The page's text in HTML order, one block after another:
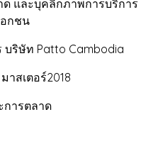
และบุคลิกภาพการบริการ
กชน
บริษัท Patto Cambodia
าสเตอร์2018
การตลาด